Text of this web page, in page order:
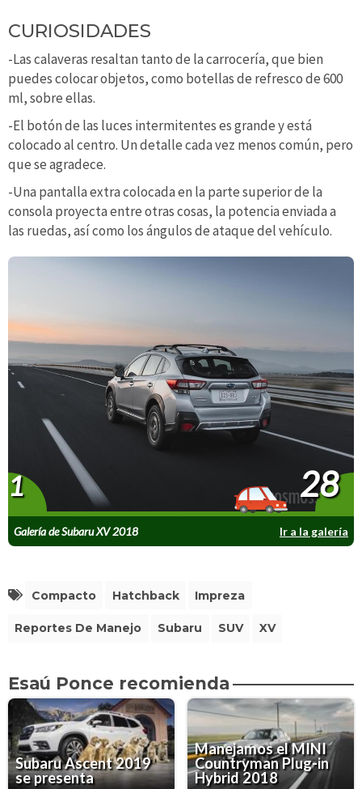
CURIOSIDADES
-Las calaveras resaltan tanto de la carrocería, que bien
puedes colocar objetos, como botellas de refresco de 600
ml, sobre ellas.
-El botón de las luces intermitentes es grande y está
colocado al centro. Un detalle cada vez menos común, pero
que se agradece.
-Una pantalla extra colocada en la parte superior de la
consola proyecta entre otras cosas, la potencia enviada a
las ruedas, así como los ángulos de ataque del vehículo.
Galería de Subaru XV 2018 Ir a la galería
1 28
Compacto Hatchback Impreza
Reportes De Manejo Subaru SUV XV
Esaú Ponce recomienda
Subaru Ascent 2019
se presenta
Manejamos el MINI
Countryman Plug-in
Hybrid 2018